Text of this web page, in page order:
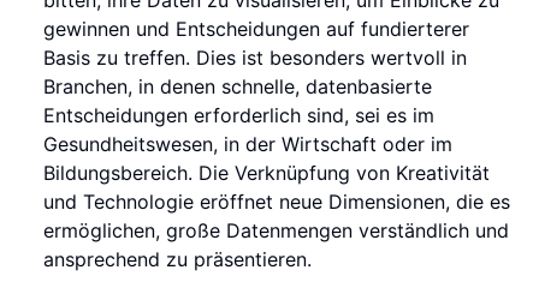
gewinnen und Entscheidungen auf fundierterer
Basis zu treffen. Dies ist besonders wertvoll in
Branchen, in denen schnelle, datenbasierte
Entscheidungen erforderlich sind, sei es im
Gesundheitswesen, in der Wirtschaft oder im
Bildungsbereich. Die Verknüpfung von Kreativität
und Technologie eröffnet neue Dimensionen, die es
ermöglichen, große Datenmengen verständlich und
ansprechend zu präsentieren.